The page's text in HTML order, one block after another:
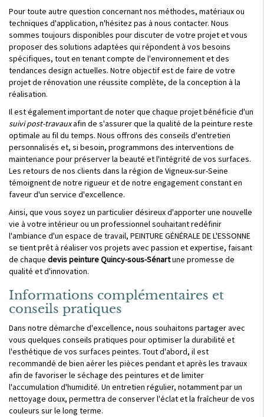
Pour toute autre question concernant nos méthodes, matériaux ou
techniques d'application, n'hésitez pas à nous contacter. Nous
sommes toujours disponibles pour discuter de votre projet et vous
proposer des solutions adaptées qui répondent à vos besoins
spécifiques, tout en tenant compte de l'environnement et des
tendances design actuelles. Notre objectif est de faire de votre
projet de rénovation une réussite complète, de la conception à la
réalisation.
Il est également important de noter que chaque projet bénéficie d'un
suivi post-travauxafin de s'assurer que la qualité de la peinture reste
optimale au fil du temps. Nous offrons des conseils d'entretien
personnalisés et, si besoin, programmons des interventions de
maintenance pour préserver la beauté et l'intégrité de vos surfaces.
Les retours de nos clients dans la région de Vigneux-sur-Seine
témoignent de notre rigueur et de notre engagement constant en
faveur d'un service d'excellence.
Ainsi, que vous soyez un particulier désireux d'apporter une nouvelle
vie à votre intérieur ou un professionnel souhaitant redéfinir
l'ambiance d'un espace de travail, PEINTURE GÉNÉRALE DE L'ESSONNE
se tient prêt à réaliser vos projets avec passion et expertise, faisant
de chaque devis peinture Quincy-sous-Sénartune promesse de
qualité et d'innovation.
Informations complémentaires et
conseils pratiques
Dans notre démarche d'excellence, nous souhaitons partager avec
vous quelques conseils pratiques pour optimiser la durabilité et
l'esthétique de vos surfaces peintes. Tout d'abord, il est
recommandé de bien aérer les pièces pendant et après les travaux
afin de favoriser le séchage des peintures et de limiter
l'accumulation d'humidité. Un entretien régulier, notamment par un
nettoyage doux, permettra de conserver l'éclat et la fraîcheur de vos
couleurs sur le long terme.